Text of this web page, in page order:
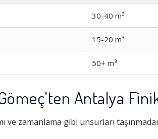
30-40 m³
15-20 m³
50+ m³
Antalya
ve zamanlama gibi unsurları